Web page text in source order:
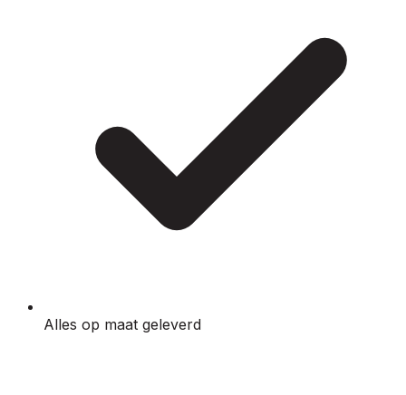
Alles op maat geleverd